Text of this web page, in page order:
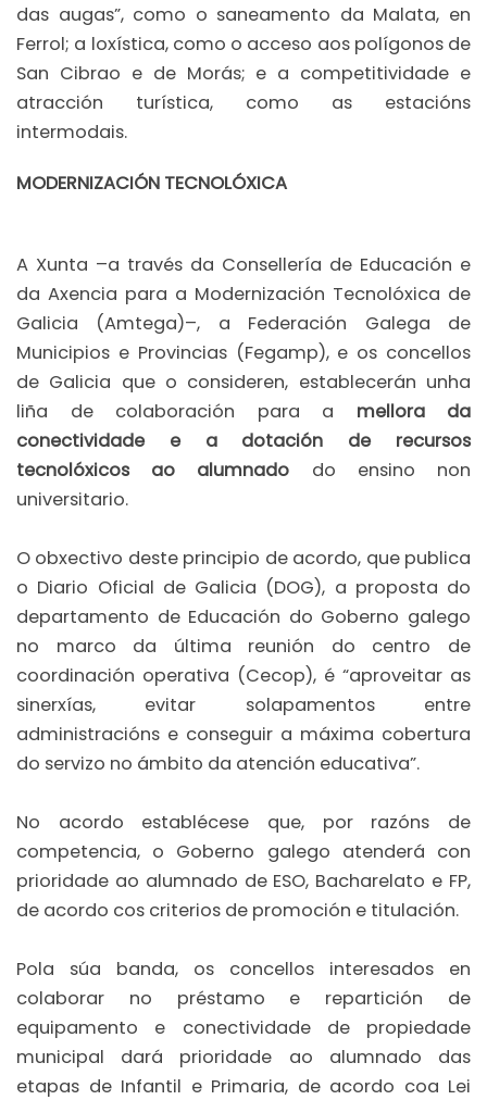
das augas”, como o saneamento da Malata, en
Ferrol; a loxística, como o acceso aos polígonos de
San Cibrao e de Morás; e a competitividade e
atracción turística, como as estacións
intermodais.
MODERNIZACIÓN TECNOLÓXICA
A Xunta –a través da Consellería de Educación e
da Axencia para a Modernización Tecnolóxica de
Galicia (Amtega)–, a Federación Galega de
Municipios e Provincias (Fegamp), e os concellos
de Galicia que o consideren, establecerán unha
liña de colaboración para a mellora da
conectividade e a dotación de recursos
tecnolóxicos ao alumnado do ensino non
universitario.
O obxectivo deste principio de acordo, que publica
o Diario Oficial de Galicia (DOG), a proposta do
departamento de Educación do Goberno galego
no marco da última reunión do centro de
coordinación operativa (Cecop), é “aproveitar as
sinerxías, evitar solapamentos entre
administracións e conseguir a máxima cobertura
do servizo no ámbito da atención educativa”.
No acordo establécese que, por razóns de
competencia, o Goberno galego atenderá con
prioridade ao alumnado de ESO, Bacharelato e FP,
de acordo cos criterios de promoción e titulación.
Pola súa banda, os concellos interesados en
colaborar no préstamo e repartición de
equipamento e conectividade de propiedade
municipal dará prioridade ao alumnado das
etapas de Infantil e Primaria, de acordo coa Lei